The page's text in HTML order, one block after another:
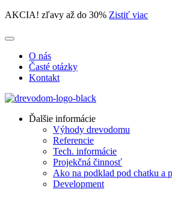
AKCIA! zľavy až do 30% Zistiť viac
O nás
Časté otázky
Kontakt
Ďalšie informácie
Výhody drevodomu
Referencie
Tech. informácie
Projekčná činnosť
Ako na podklad pod chatku a
Development